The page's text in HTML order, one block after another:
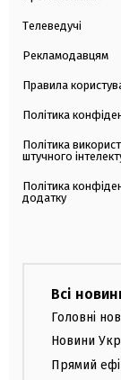
Телеведучі
Рекламодавцям
Правила
Політика
Політика
штучного
Політика
додатку
Всі
Головні
Новини
Прямий